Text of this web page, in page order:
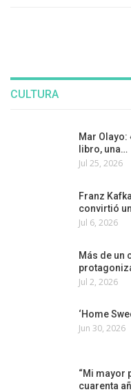
CULTURA
Mar
libro, una…
Jul 25, 2026
Franz
convirtió
Jul 6, 2026
Más de un
Jul 2, 2026
‘Home
Jun 30, 2026
“Mi mayor
cuarenta